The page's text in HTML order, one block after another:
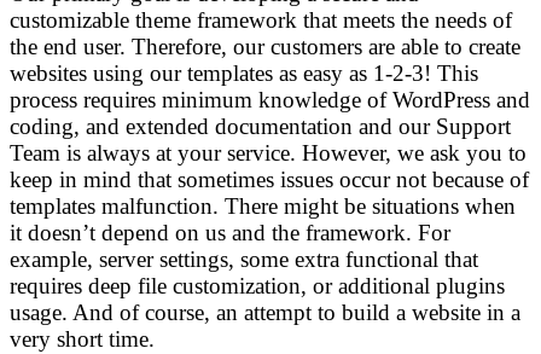
customizable theme framework that meets the needs of
the end user. Therefore, our customers are able to create
websites using our templates as easy as 1-2-3! This
process requires minimum knowledge of WordPress and
coding, and extended documentation and our Support
Team is always at your service. However, we ask you to
keep in mind that sometimes issues occur not because of
templates malfunction. There might be situations when
it doesn’t depend on us and the framework. For
example, server settings, some extra functional that
requires deep file customization, or additional plugins
usage. And of course, an attempt to build a website in a
very short time.